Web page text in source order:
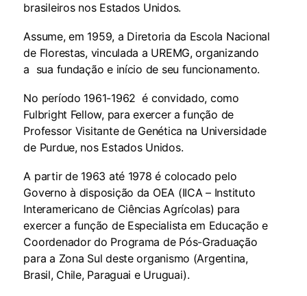
brasileiros nos Estados Unidos.
Assume, em 1959, a Diretoria da Escola Nacional
de Florestas, vinculada a UREMG, organizando
a sua fundação e início de seu funcionamento.
No período 1961-1962 é convidado, como
Fulbright Fellow, para exercer a função de
Professor Visitante de Genética na Universidade
de Purdue, nos Estados Unidos.
A partir de 1963 até 1978 é colocado pelo
Governo à disposição da OEA (IICA – Instituto
Interamericano de Ciências Agrícolas) para
exercer a função de Especialista em Educação e
Coordenador do Programa de Pós-Graduação
para a Zona Sul deste organismo (Argentina,
Brasil, Chile, Paraguai e Uruguai).